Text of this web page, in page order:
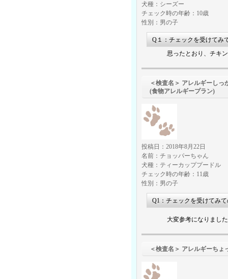
犬種：シーズー
チェック時の年齢：10歳
性別：男の子
Q１：チェックを受けてみ
思ったとおり、チキ
＜検査名＞ アレルギーし
(食物アレルギープラン)
投稿日：2018年8月22日
名前：チョッパーちゃん
犬種：ティーカッププードル
チェック時の年齢：11歳
性別：男の子
Q1：チェックを受けてみ
大変参考になりまし
＜検査名＞ アレ